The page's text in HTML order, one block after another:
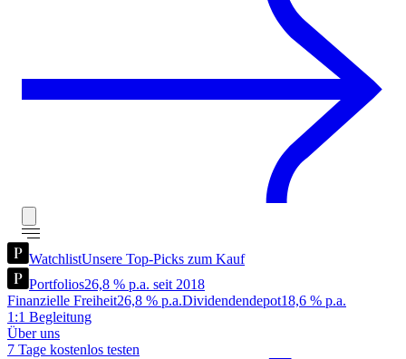
WatchlistUnsere Top-Picks zum Kauf
Portfolios26,8 % p.a. seit 2018
Finanzielle Freiheit26,8 % p.a.Dividendendepot18,6 % p.a.
1:1 Begleitung
Über uns
7 Tage kostenlos testen